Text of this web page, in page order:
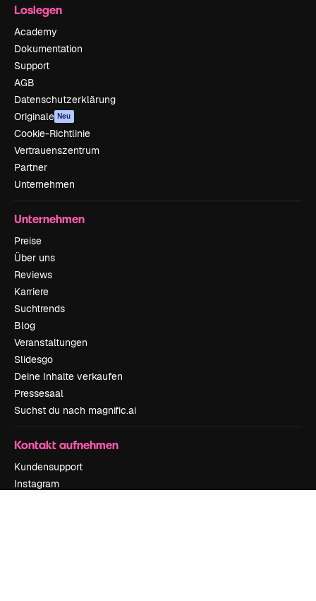
Loslegen
Academy
Dokumentation
Support
AGB
Datenschutzerklärung
Originale Neu
Cookie-Richtlinie
Vertrauenszentrum
Partner
Unternehmen
Unternehmen
Preise
Über uns
Reviews
Karriere
Suchtrends
Blog
Veranstaltungen
Slidesgo
Deine Inhalte verkaufen
Pressesaal
Suchst du nach magnific.ai
Kontakt aufnehmen
Kundensupport
Instagram